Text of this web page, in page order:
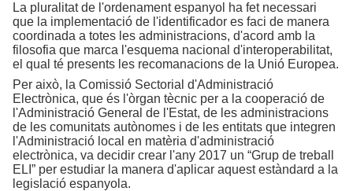
La pluralitat de l'ordenament espanyol ha fet necessari
que la implementació de l'identificador es faci de manera
coordinada a totes les administracions, d'acord amb la
filosofia que marca l'esquema nacional d'interoperabilitat,
el qual té presents les recomanacions de la Unió Europea.
Per això, la Comissió Sectorial d'Administració
Electrònica, que és l'òrgan tècnic per a la cooperació de
l'Administració General de l'Estat, de les administracions
de les comunitats autònomes i de les entitats que integren
l'Administració local en matèria d'administració
electrònica, va decidir crear l'any 2017 un “Grup de treball
ELI” per estudiar la manera d'aplicar aquest estàndard a la
legislació espanyola.